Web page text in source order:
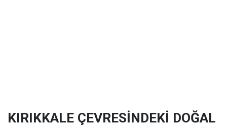
KIRIKKALE ÇEVRESİNDEKİ DOĞAL